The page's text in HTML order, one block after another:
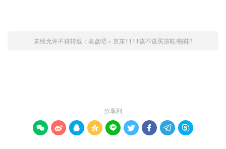
未经允许不得转载： 表盘吧» 京东1111该不该买凉鞋/拖鞋?
分享到
        